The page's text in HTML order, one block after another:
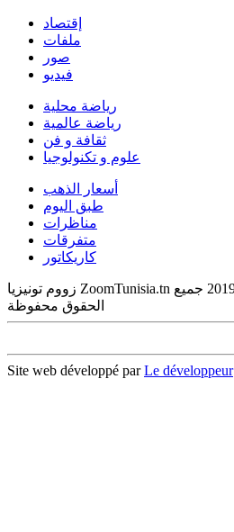
إقتصاد
ملفات
صور
فيديو
رياضة محلية
رياضة عالمية
ثقافة و فن
علوم و تكنولوجيا
أسعار الذهب
طبق اليوم
مناظرات
متفرقات
كاريكاتور
زووم تونيزيا ZoomTunisia.tn جريدة إلكترونية جامعة - © 2019 جميع
الحقوق محفوظة
Site web développé parLe développeur